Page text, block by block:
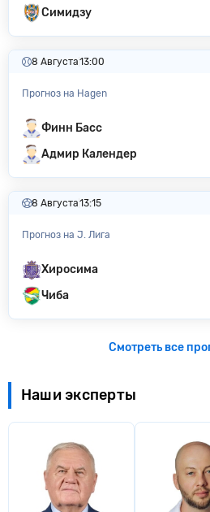
Симидзу
8 Августа13:00
Прогноз на Hagen
Финн Басс
Адмир Календер
8 Августа13:15
Прогноз на J. Лига
Хиросима
Чиба
Смотреть все
Наши эксперты